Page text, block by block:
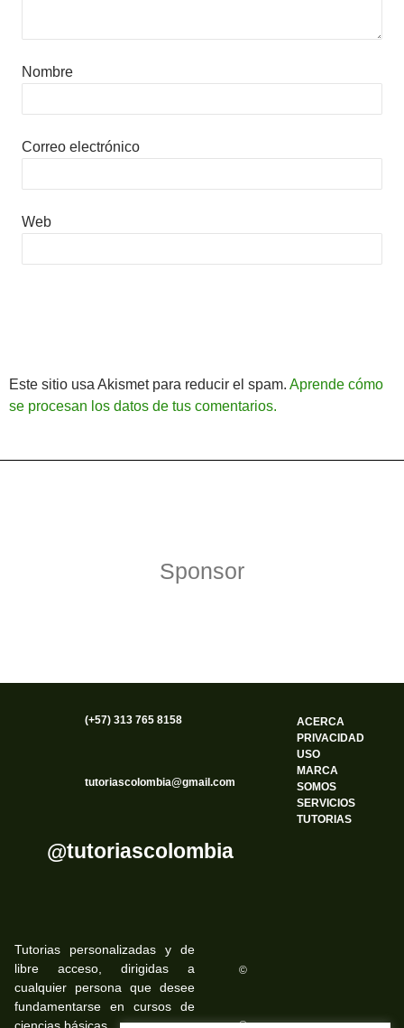
Nombre
Correo electrónico
Web
Este sitio usa Akismet para reducir el spam. Aprende cómo
se procesan los datos de tus comentarios.
Sponsor
(+57) 313 765 8158
tutoriascolombia@gmail.com
@tutoriascolombia
ACERCA
PRIVACIDAD
USO
MARCA
SOMOS
SERVICIOS
TUTORIAS
Tutorias personalizadas y de
libre acceso, dirigidas a
cualquier persona que desee
fundamentarse en cursos de
©